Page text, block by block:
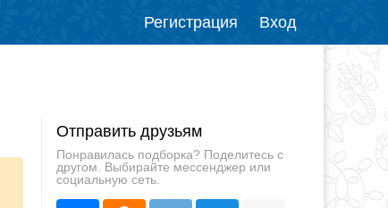
Регистрация Вход
Отправить друзьям
Понравилась подборка? Поделитесь с
другом. Выбирайте мессенджер или
социальную сеть.